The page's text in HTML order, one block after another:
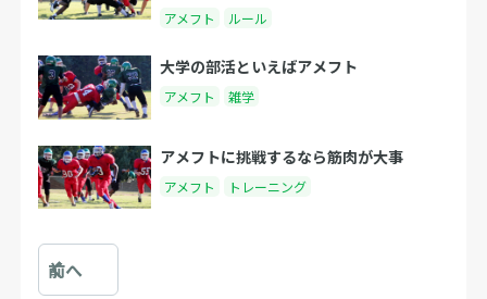
アメフト ルール
大学の部活といえばアメフト
アメフト 雑学
アメフトに挑戦するなら筋肉が大事
アメフト トレーニング
前へ